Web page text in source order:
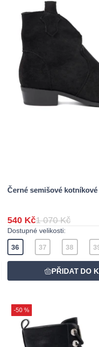
Černé semišové
540 Kč1 070 Kč
Dostupné velikosti:
36 37 38
-50 %